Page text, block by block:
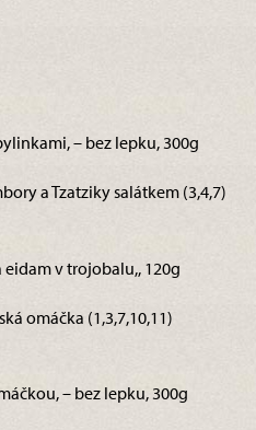
– bez lepku, 300g
a Tzatziky salátkem (3,4,7)
eidam v trojobalu,, 120g
omáčka (1,3,7,10,11)
– bez lepku, 300g